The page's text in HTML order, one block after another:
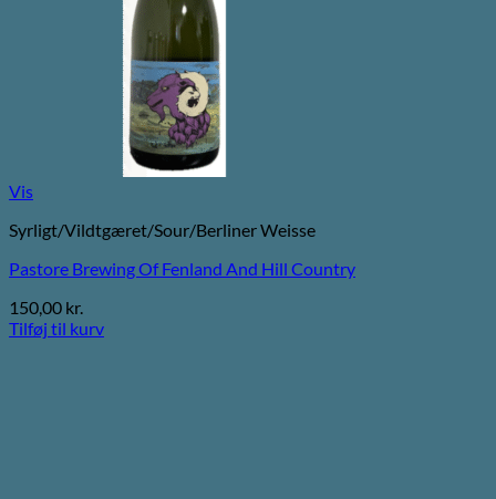
Vis
Syrligt/Vildtgæret/Sour/Berliner Weisse
Pastore Brewing Of Fenland And Hill Country
150,00 kr.
Tilføj til kurv